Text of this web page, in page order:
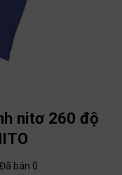
nitơ 260 độ
Đã bán 0